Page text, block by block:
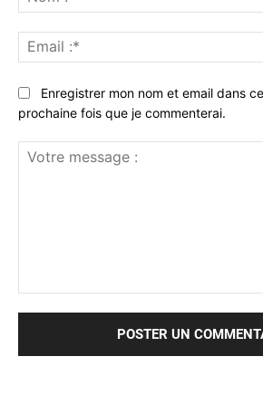
Enregistrer mon nom et email dans
prochaine fois que je commenterai.